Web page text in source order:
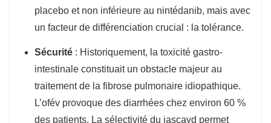
placebo et non inférieure au nintédanib, mais avec
un facteur de différenciation crucial : la tolérance.
Sécurité : Historiquement, la toxicité gastro-
intestinale constituait un obstacle majeur au
traitement de la fibrose pulmonaire idiopathique.
L’ofév provoque des diarrhées chez environ 60 %
des patients. La sélectivité du jascayd permet